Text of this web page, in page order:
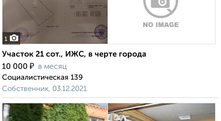
1
Участок 21 сот., ИЖС, в черте города
10 000 ₽ в месяц
Социалистическая 139
Собственник, 03.12.2021